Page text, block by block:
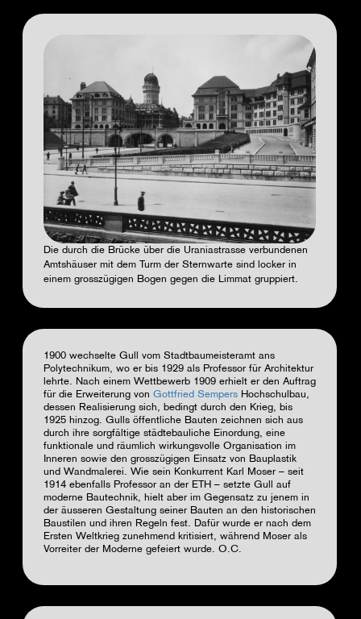
Die durch die Brücke über die Uraniastrasse verbundenen
Amtshäuser mit dem Turm der Sternwarte sind locker in
einem grosszügigen Bogen gegen die Limmat gruppiert.
1900 wechselte Gull vom Stadtbaumeisteramt ans
Polytechnikum, wo er bis 1929 als Professor für Architektur
lehrte. Nach einem Wettbewerb 1909 erhielt er den Auftrag
für die Erweiterung von Gottfried Sempers Hochschulbau,
dessen Realisierung sich, bedingt durch den Krieg, bis
1925 hinzog. Gulls öffentliche Bauten zeichnen sich aus
durch ihre sorgfältige städtebauliche Einordung, eine
funktionale und räumlich wirkungsvolle Organisation im
Inneren sowie den grosszügigen Einsatz von Bauplastik
und Wandmalerei. Wie sein Konkurrent Karl Moser – seit
1914 ebenfalls Professor an der ETH – setzte Gull auf
moderne Bautechnik, hielt aber im Gegensatz zu jenem in
der äusseren Gestaltung seiner Bauten an den historischen
Baustilen und ihren Regeln fest. Dafür wurde er nach dem
Ersten Weltkrieg zunehmend kritisiert, während Moser als
Vorreiter der Moderne gefeiert wurde. O.C.